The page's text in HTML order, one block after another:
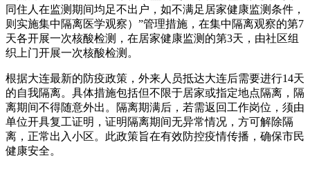
同住人在监测期间均足不出户，如不满足居家健康监测条件，
则实施集中隔离医学观察）”管理措施，在集中隔离观察的第7
天各开展一次核酸检测，在居家健康监测的第3天，由社区组
织上门开展一次核酸检测。
根据大连最新的防疫政策，外来人员抵达大连后需要进行14天
的自我隔离。具体措施包括但不限于居家或指定地点隔离，隔
离期间不得随意外出。隔离期满后，若需返回工作岗位，须由
单位开具复工证明，证明隔离期间无异常情况，方可解除隔
离，正常出入小区。此政策旨在有效防控疫情传播，确保市民
健康安全。